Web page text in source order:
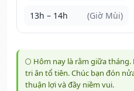
13h – 14h (Giờ Mùi)
🌕 Hôm nay là rằm giữa
tri ân tổ tiên. Chúc bạn đón
thuận lợi và đầy niềm vui.